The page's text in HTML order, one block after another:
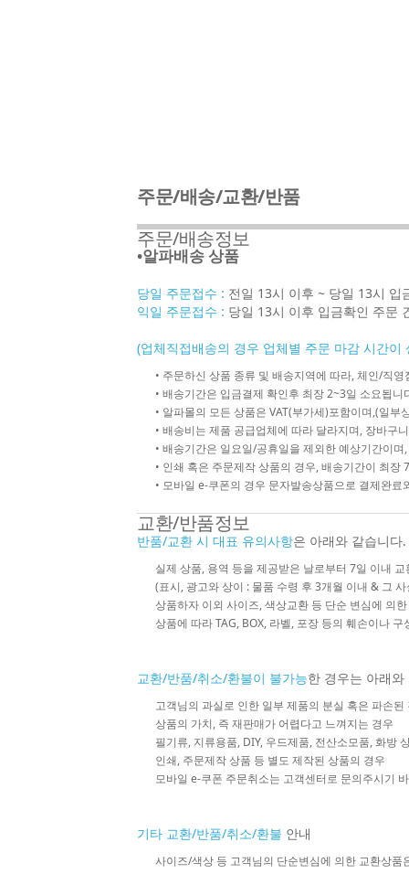
주문/배송/교환/반품
주문/배송정보
•알파배송 상품
당일 주문접수 : 전일 13시 이후 ~ 당일 13시 입
익일 주문접수 : 당일 13시 이후 입금확인 주문
(업체직접배송의 경우 업체별 주문 마감 시간이
• 주문하신 상품 종류 및 배송지역에 따라, 체인/직
• 배송기간은 입금결제 확인후 최장 2~3일 소요됩
• 알파몰의 모든 상품은 VAT(부가세)포함이며,(일
• 배송비는 제품 공급업체에 따라 달라지며, 장바구
• 배송기간은 일요일/공휴일을 제외한 예상기간이
• 인쇄 혹은 주문제작 상품의 경우, 배송기간이 최장
• 모바일 e-쿠폰의 경우 문자발송상품으로 결제완
교환/반품정보
반품/교환 시 대표 유의사항은 아래와 같습니다.
실제 상품, 용역 등을 제공받은 날로부터 7일 이내
(표시, 광고와 상이 : 물품 수령 후 3개월 이내 & 그
상품하자 이외 사이즈, 색상교환 등 단순 변심에 의
상품에 따라 TAG, BOX, 라벨, 포장 등의 훼손이나
교환/반품/취소/환불이 불가능한 경우는 아래와
고객님의 과실로 인한 일부 제품의 분실 혹은 파손된
상품의 가치, 즉 재판매가 어렵다고 느껴지는 경우
필기류, 지류용품, DIY, 우드제품, 전산소모품, 화방
인쇄, 주문제작 상품 등 별도 제작된 상품의 경우
모바일 e-쿠폰 주문취소는 고객센터로 문의주시기
기타 교환/반품/취소/환불 안내
사이즈/색상 등 고객님의 단순변심에 의한 교환상